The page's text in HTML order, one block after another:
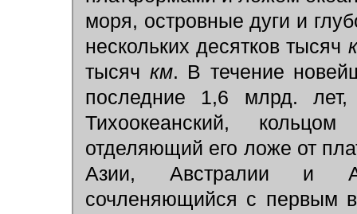
моря, островные дуги и
нескольких десятков тысяч
тысяч км. В течение
последние 1,6 млрд.
Тихоокеанский,
отделяющий его ложе от
Азии, Австралии и
сочленяющийся с первым